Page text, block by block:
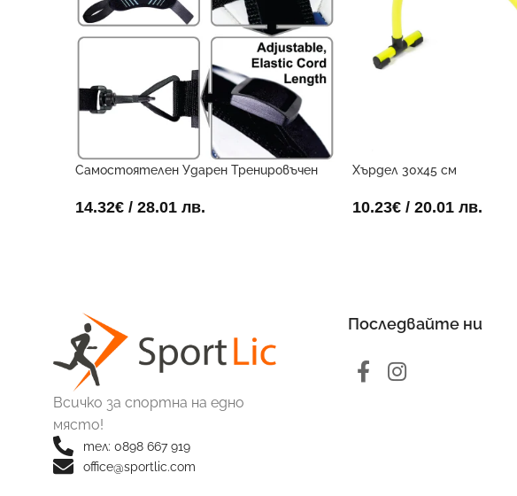
Самостоятелен Ударен Тренировъчен
14.32€ / 28.01 лв.
Хърдел 30х45 см
10.23€ / 20.01 лв.
Всичко за спортна на едно
място!
тел: 0898 667 919
office@sportlic.com
Последвайте ни